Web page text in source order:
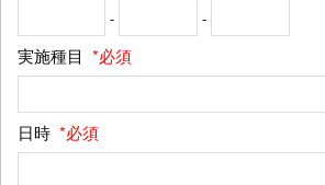
- -
実施種目 *必須
日時 *必須